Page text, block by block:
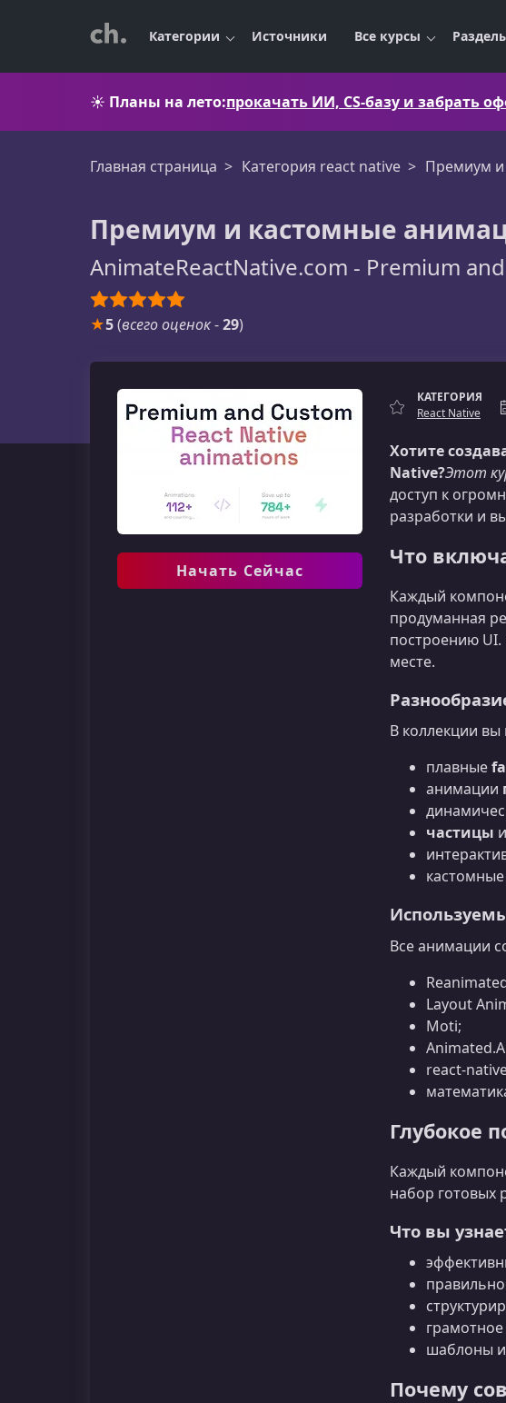
Категории Источники Все курсы
☀️ Планы на лето:прокачать ИИ, CS-базу и забрать
Главная страница Категория react native Премиум и
Премиум и кастомные
AnimateReactNative.com - Premium
★5(всего оценок-29)
Начать Сейчас
КАТЕГОРИЯ
React Native
Хотите
Native?Этот
доступ к
разработки и
Что
Каждый
продуманная
построению
месте.
В коллекции вы
плавные
анимации
частицы
Все анимации
Layout
Moti;
react-
Глубокое
Каждый
набор готовых
Что вы
шаблоны
Почему